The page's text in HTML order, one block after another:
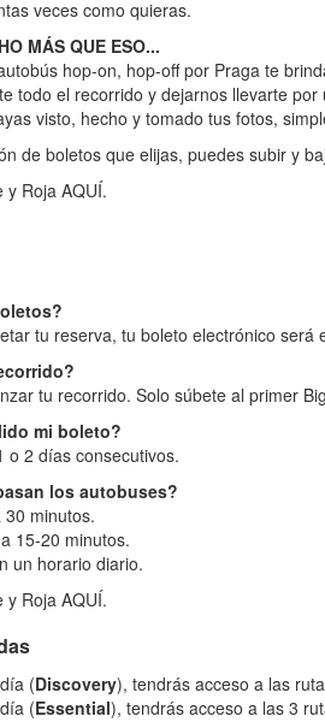
veces como quieras.
MÁS QUE ESO...
hop-on, hop-off por Praga te
todo el recorrido y dejarnos llevarte
visto, hecho y tomado tus fotos,
de boletos que elijas, puedes subir y
y Roja AQUÍ.
tu reserva, tu boleto electrónico
tu recorrido. Solo súbete al primer
mi boleto?
o 2 días consecutivos.
los autobuses?
minutos.
15-20 minutos.
un horario diario.
y Roja AQUÍ.
(Discovery), tendrás acceso a las
(Essential), tendrás acceso a las 3